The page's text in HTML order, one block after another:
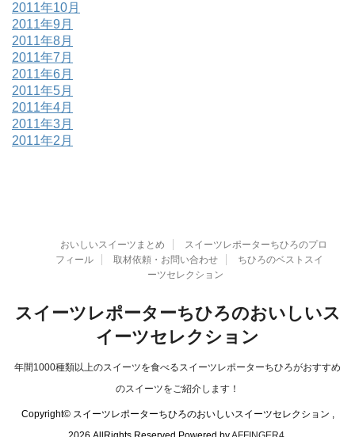
2011年10月
2011年9月
2011年8月
2011年7月
2011年6月
2011年5月
2011年4月
2011年3月
2011年2月
おいしいスイーツまとめ
スイーツレポーターちひろのプロ
フィール
取材依頼・お問い合わせ
ちひろのベストスイ
ーツセレクション
スイーツレポーターちひろのおいしいス
イーツセレクション
年間1000種類以上のスイーツを食べるスイーツレポーターちひろがおすすめ
のスイーツをご紹介します！
Copyright© スイーツレポーターちひろのおいしいスイーツセレクション ,